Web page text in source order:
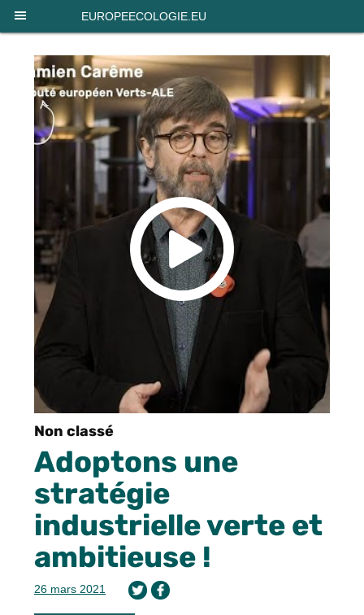
EUROPEECOLOGIE.EU
Non classé
Adoptons une
stratégie
industrielle verte et
ambitieuse !
26 mars 2021